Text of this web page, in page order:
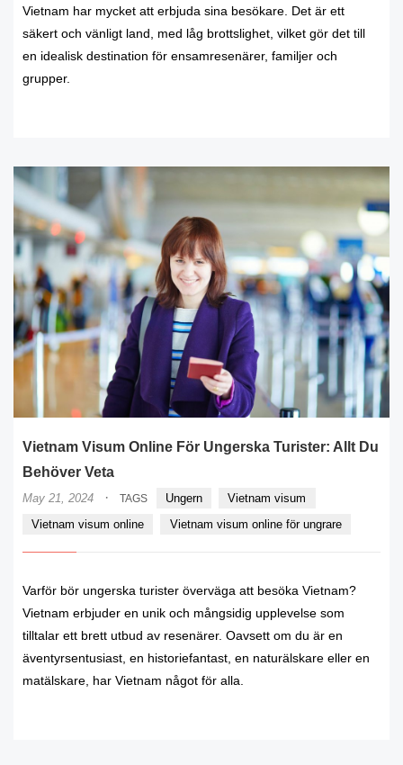
Vietnam har mycket att erbjuda sina besökare. Det är ett
säkert och vänligt land, med låg brottslighet, vilket gör det till
en idealisk destination för ensamresenärer, familjer och
grupper.
Vietnam Visum Online För Ungerska Turister: Allt Du
Behöver Veta
May 21, 2024 · TAGS Ungern
Vietnam visum
Vietnam visum online
Vietnam visum online för ungrare
Varför bör ungerska turister överväga att besöka Vietnam?
Vietnam erbjuder en unik och mångsidig upplevelse som
tilltalar ett brett utbud av resenärer. Oavsett om du är en
äventyrsentusiast, en historiefantast, en naturälskare eller en
matälskare, har Vietnam något för alla.